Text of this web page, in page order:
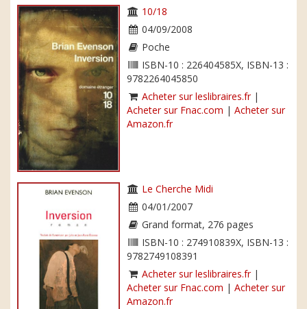
10/18
04/09/2008
Poche
ISBN-10 : 226404585X, ISBN-13 :
9782264045850
Acheter sur leslibraires.fr|
Acheter sur Fnac.com | Acheter sur
Amazon.fr
Le Cherche Midi
04/01/2007
Grand format, 276 pages
ISBN-10 : 274910839X, ISBN-13 :
9782749108391
Acheter sur leslibraires.fr|
Acheter sur Fnac.com | Acheter sur
Amazon.fr